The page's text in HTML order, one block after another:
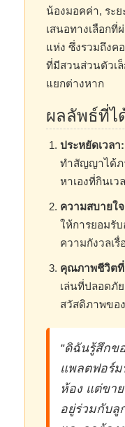
น้องมอคค่า, ระ
เสนอทางเลือกที่
แห่ง ซึ่งรวมถึงค
ที่มีสวนส่วนตัวเล็
แยกต่างหาก
ผลลัพธ์ที่ไ
ประหยัดเวลา:
ทำสัญญาได้ภ
หาเองที่กินเว
ความสบายใ
ให้การยอมรั
ความกังวลเ
คุณภาพชีวิต
เล่นที่ปลอดภั
สวัสดิภาพขอ
“ดิฉันรู้สึกข
แพลตฟอร์ม
ห้อง แต่ขา
อยู่ร่วมกับลู